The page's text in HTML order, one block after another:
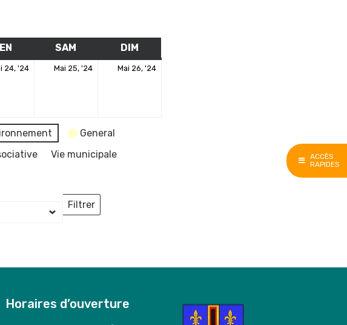
ACCÈS
RAPIDES
VENDREDISAM DIM
24, '24 Mai 25, '24 Mai 26, '24
General
Vie municipale
Filtrer
Lieux
Horaires d’ouverture